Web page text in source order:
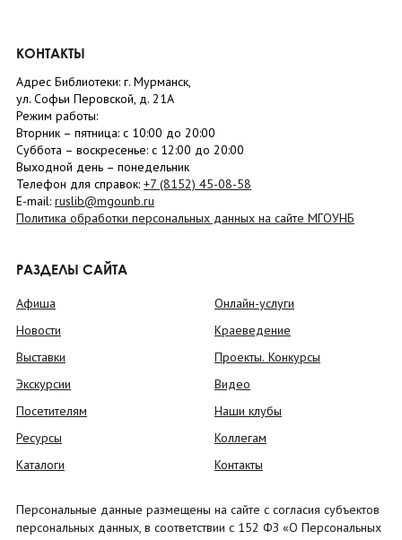
КОНТАКТЫ
Адрес Библиотеки: г. Мурманск,
ул. Софьи Перовской, д. 21А
Режим работы:
Вторник – пятница: с 10:00 до 20:00
Суббота – воскресенье: c 12:00 до 20:00
Выходной день – понедельник
Телефон для справок: +7 (8152) 45-08-58
E-mail: ruslib@mgounb.ru
Политика обработки персональных данных на сайте МГОУНБ
РАЗДЕЛЫ САЙТА
Афиша
Новости
Выставки
Экскурсии
Посетителям
Ресурсы
Каталоги
Онлайн-услуги
Краеведение
Проекты. Конкурсы
Видео
Наши клубы
Коллегам
Контакты
Персональные данные размещены на сайте с согласия субъектов
персональных данных, в соответствии с 152 ФЗ «О Персональных